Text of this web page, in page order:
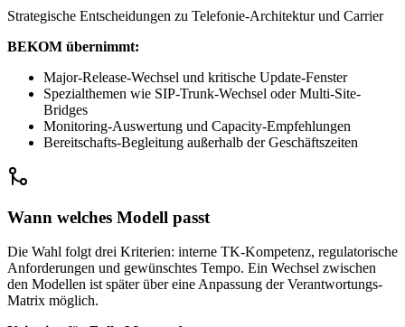
Strategische Entscheidungen zu Telefonie-Architektur und Carrier
BEKOM übernimmt:
Major-Release-Wechsel und kritische Update-Fenster
Spezialthemen wie SIP-Trunk-Wechsel oder Multi-Site-
Bridges
Monitoring-Auswertung und Capacity-Empfehlungen
Bereitschafts-Begleitung außerhalb der Geschäftszeiten
Wann welches Modell passt
Die Wahl folgt drei Kriterien: interne TK-Kompetenz, regulatorische
Anforderungen und gewünschtes Tempo. Ein Wechsel zwischen
den Modellen ist später über eine Anpassung der Verantwortungs-
Matrix möglich.